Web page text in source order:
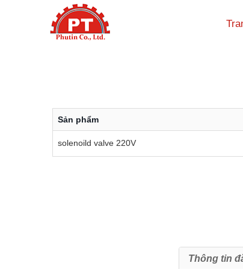
Sản phẩm
solenoild valve 220V
Thông tin